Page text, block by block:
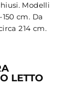
Modelli
cm. Da
214 cm.
LETTO